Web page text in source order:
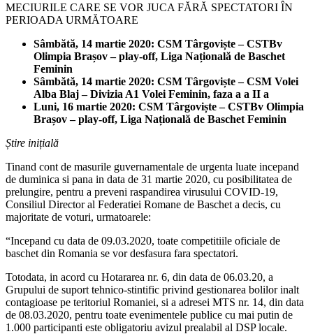
MECIURILE CARE SE VOR JUCA FĂRĂ SPECTATORI ÎN
PERIOADA URMĂTOARE
Sâmbătă, 14 martie 2020: CSM Târgoviște – CSTBv
Olimpia Brașov – play-off, Liga Națională de Baschet
Feminin
Sâmbătă, 14 martie 2020: CSM Târgoviște – CSM Volei
Alba Blaj – Divizia A1 Volei Feminin, faza a a II a
Luni, 16 martie 2020: CSM Târgoviște – CSTBv Olimpia
Brașov – play-off, Liga Națională de Baschet Feminin
Știre inițială
Tinand cont de masurile guvernamentale de urgenta luate incepand
de duminica si pana in data de 31 martie 2020, cu posibilitatea de
prelungire, pentru a preveni raspandirea virusului COVID-19,
Consiliul Director al Federatiei Romane de Baschet a decis, cu
majoritate de voturi, urmatoarele:
“Incepand cu data de 09.03.2020, toate competitiile oficiale de
baschet din Romania se vor desfasura fara spectatori.
Totodata, in acord cu Hotararea nr. 6, din data de 06.03.20, a
Grupului de suport tehnico-stintific privind gestionarea bolilor inalt
contagioase pe teritoriul Romaniei, si a adresei MTS nr. 14, din data
de 08.03.2020, pentru toate evenimentele publice cu mai putin de
1.000 participanti este obligatoriu avizul prealabil al DSP locale.